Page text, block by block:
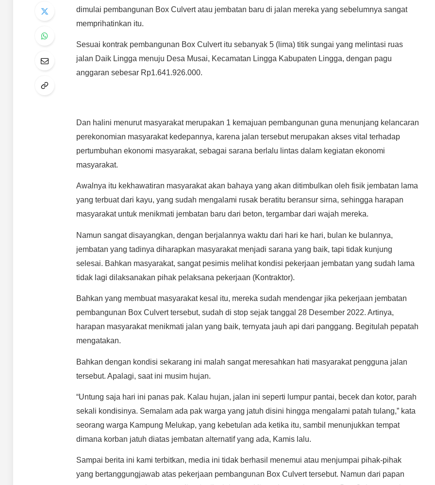
dimulai pembangunan Box Culvert atau jembatan baru di jalan mereka yang sebelumnya sangat
memprihatinkan itu.
Sesuai kontrak pembangunan Box Culvert itu sebanyak 5 (lima) titik sungai yang melintasi ruas
jalan Daik Lingga menuju Desa Musai, Kecamatan Lingga Kabupaten Lingga, dengan pagu
anggaran sebesar Rp1.641.926.000.
Dan halini menurut masyarakat merupakan 1 kemajuan pembangunan guna menunjang kelancaran
perekonomian masyarakat kedepannya, karena jalan tersebut merupakan akses vital terhadap
pertumbuhan ekonomi masyarakat, sebagai sarana berlalu lintas dalam kegiatan ekonomi
masyarakat.
Awalnya itu kekhawatiran masyarakat akan bahaya yang akan ditimbulkan oleh fisik jembatan lama
yang terbuat dari kayu, yang sudah mengalami rusak beratitu beransur sirna, sehingga harapan
masyarakat untuk menikmati jembatan baru dari beton, tergambar dari wajah mereka.
Namun sangat disayangkan, dengan berjalannya waktu dari hari ke hari, bulan ke bulannya,
jembatan yang tadinya diharapkan masyarakat menjadi sarana yang baik, tapi tidak kunjung
selesai. Bahkan masyarakat, sangat pesimis melihat kondisi pekerjaan jembatan yang sudah lama
tidak lagi dilaksanakan pihak pelaksana pekerjaan (Kontraktor).
Bahkan yang membuat masyarakat kesal itu, mereka sudah mendengar jika pekerjaan jembatan
pembangunan Box Culvert tersebut, sudah di stop sejak tanggal 28 Desember 2022. Artinya,
harapan masyarakat menikmati jalan yang baik, ternyata jauh api dari panggang. Begitulah pepatah
mengatakan.
Bahkan dengan kondisi sekarang ini malah sangat meresahkan hati masyarakat pengguna jalan
tersebut. Apalagi, saat ini musim hujan.
“Untung saja hari ini panas pak. Kalau hujan, jalan ini seperti lumpur pantai, becek dan kotor, parah
sekali kondisinya. Semalam ada pak warga yang jatuh disini hingga mengalami patah tulang,” kata
seorang warga Kampung Melukap, yang kebetulan ada ketika itu, sambil menunjukkan tempat
dimana korban jatuh diatas jembatan alternatif yang ada, Kamis lalu.
Sampai berita ini kami terbitkan, media ini tidak berhasil menemui atau menjumpai pihak-pihak
yang bertanggungjawab atas pekerjaan pembangunan Box Culvert tersebut. Namun dari papan